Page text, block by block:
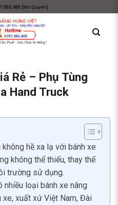
[Ms Quyên]
Rẻ – Phụ Tùng
Hand Truck
hề xa lạ với bánh xe
không thể thiếu, thay thế
trường sử dụng.
nhiều loại bánh xe nâng
xuất xứ Việt Nam, Đài